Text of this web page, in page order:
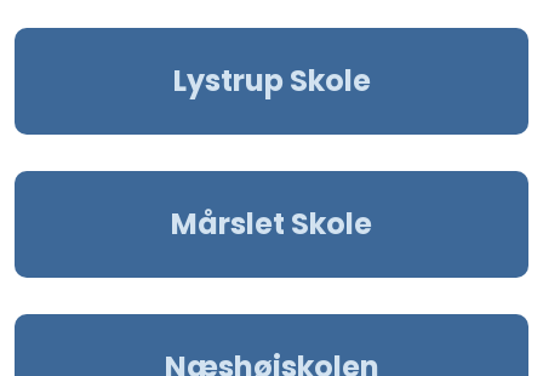
Lystrup Skole
Mårslet Skole
Næshøjskolen